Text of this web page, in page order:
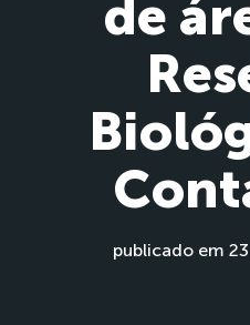
de
publicado em